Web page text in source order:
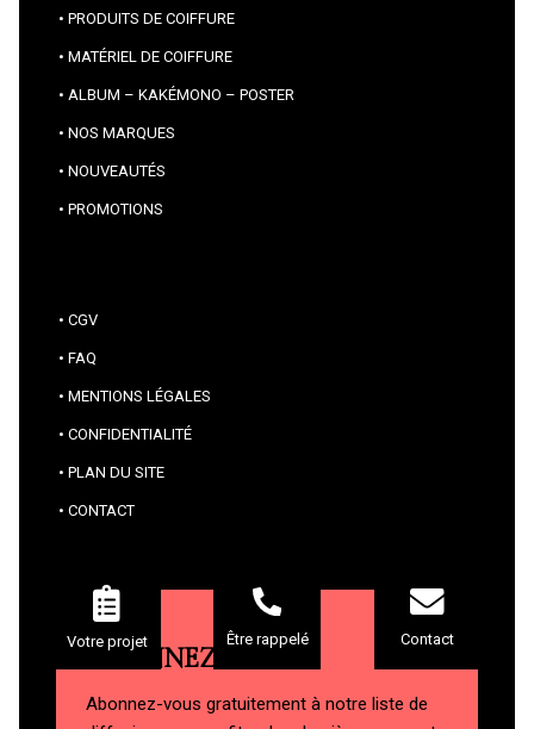
Votre projet Être rappelé Contact
PRODUITS DE COIFFURE
MATÉRIEL DE COIFFURE
ALBUM – KAKÉMONO – POSTER
NOS MARQUES
NOUVEAUTÉS
PROMOTIONS
CGV
FAQ
MENTIONS LÉGALES
CONFIDENTIALITÉ
PLAN DU SITE
CONTACT
ABONNEZ-VOUS
Abonnez-vous gratuitement à notre liste de